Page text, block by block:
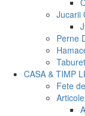
Jucarii
Perne
CASA & TIMP
Fete